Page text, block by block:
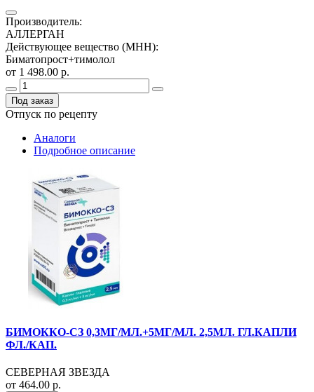
Производитель:
АЛЛЕРГАН
Действующее вещество (МНН):
Биматопрост+тимолол
от 1 498.00 р.
Под заказ
Отпуск по рецепту
Аналоги
Подробное описание
БИМОККО-СЗ 0,3МГ/МЛ.+5МГ/МЛ. 2,5МЛ. ГЛ.КАПЛИ
ФЛ./КАП.
СЕВЕРНАЯ ЗВЕЗДА
от 464.00 р.